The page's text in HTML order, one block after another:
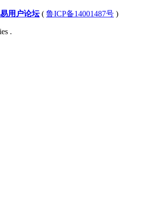
用户论坛( 鲁ICP备14001487号 )
.